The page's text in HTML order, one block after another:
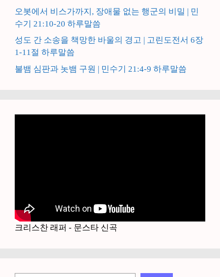
오봇에서 비스가까지, 장애물 없는 행군의 비밀 | 민
수기 21:10-20 하루말씀
성도 간 소송을 책망한 바울의 경고 | 고린도전서 6장
1-11절 하루말씀
불뱀 심판과 놋뱀 구원 | 민수기 21:4-9 하루말씀
크리스찬 래퍼 - 문스타 신곡